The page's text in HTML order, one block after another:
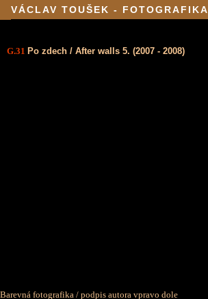
VÁCLAV TOUŠEK - FOTOGRAFIKA
G.31 Po zdech / After walls 5. (2007 - 2008)
Barevná fotografika / podpis autora vpravo dole